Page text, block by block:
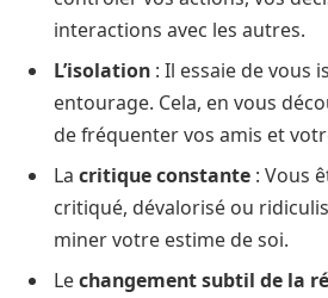
interactions avec les autres.
L’isolation : Il essaie de vous
entourage. Cela, en vous
de fréquenter vos amis et
La critique constante : Vous
critiqué, dévalorisé ou
miner votre estime de soi.
Lechangement subtil de la